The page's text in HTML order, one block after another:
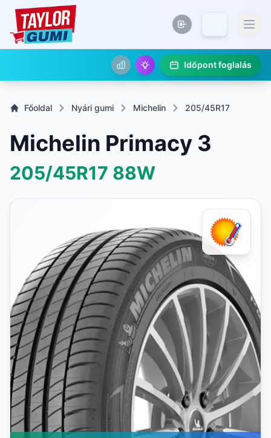
Időpont foglalás
Főoldal Nyári gumi Michelin 205/45R17
Michelin Primacy 3
205/45R17 88W